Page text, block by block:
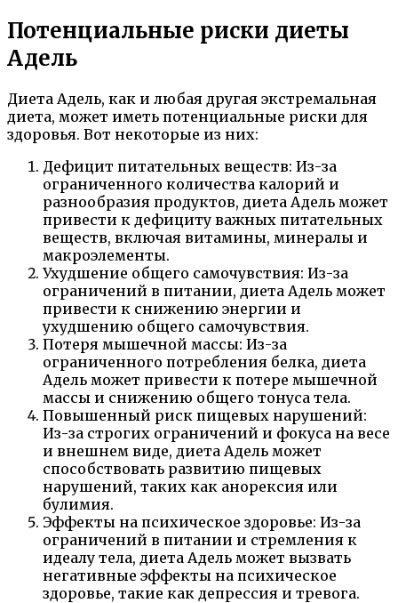
Потенциальные риски диеты
Адель
Диета Адель, как и любая другая экстремальная
диета, может иметь потенциальные риски для
здоровья. Вот некоторые из них:
Дефицит питательных веществ: Из-за
ограниченного количества калорий и
разнообразия продуктов, диета Адель может
привести к дефициту важных питательных
веществ, включая витамины, минералы и
макроэлементы.
Ухудшение общего самочувствия: Из-за
ограничений в питании, диета Адель может
привести к снижению энергии и
ухудшению общего самочувствия.
Потеря мышечной массы: Из-за
ограниченного потребления белка, диета
Адель может привести к потере мышечной
массы и снижению общего тонуса тела.
Повышенный риск пищевых нарушений:
Из-за строгих ограничений и фокуса на весе
и внешнем виде, диета Адель может
способствовать развитию пищевых
нарушений, таких как анорексия или
булимия.
Эффекты на психическое здоровье: Из-за
ограничений в питании и стремления к
идеалу тела, диета Адель может вызвать
негативные эффекты на психическое
здоровье, такие как депрессия и тревога.